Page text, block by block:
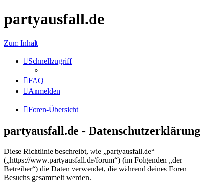
partyausfall.de
Zum Inhalt
Schnellzugriff
FAQ
Anmelden
Foren-Übersicht
partyausfall.de - Datenschutzerklärung
Diese Richtlinie beschreibt, wie „partyausfall.de“
(„https://www.partyausfall.de/forum“) (im Folgenden „der
Betreiber“) die Daten verwendet, die während deines Foren-
Besuchs gesammelt werden.